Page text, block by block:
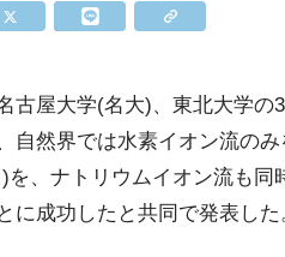
古屋大学(名大)、東北大学の
自然界では水素イオン流の
を、ナトリウムイオン流も
に成功したと共同で発表した